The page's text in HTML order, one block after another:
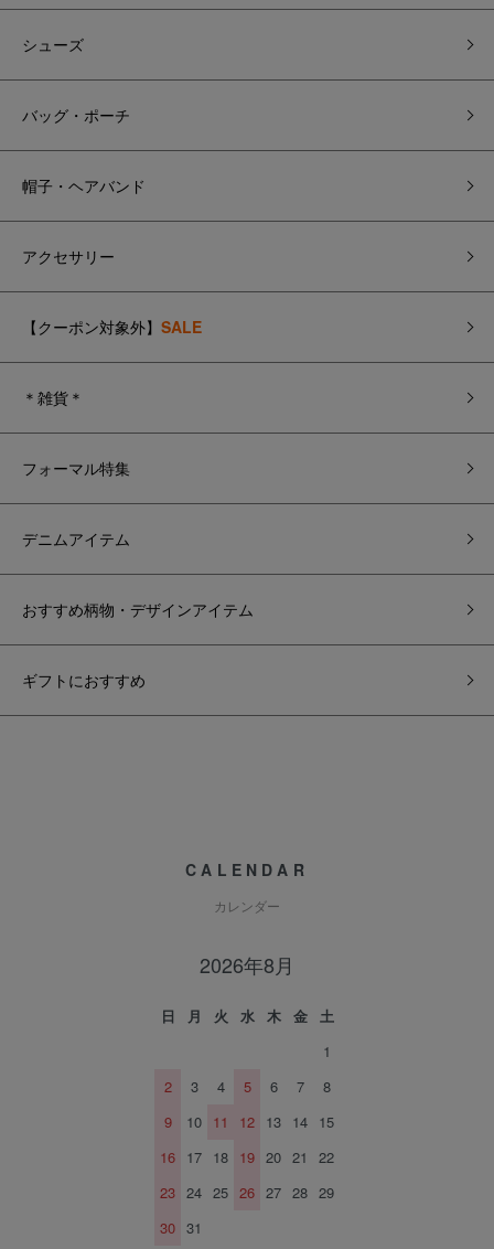
シューズ
バッグ・ポーチ
帽子・ヘアバンド
アクセサリー
【クーポン対象外】 SALE
＊雑貨＊
フォーマル特集
デニムアイテム
おすすめ柄物・デザインアイテム
ギフトにおすすめ
CALENDAR
カレンダー
2026年8月
日 月 火 水 木 金
土
1
2
3 4 5 6 7
8
9
10 11 12 13 14 15
16 17 18 19 20 21
22
23 24 25 26 27 28 29
30 31